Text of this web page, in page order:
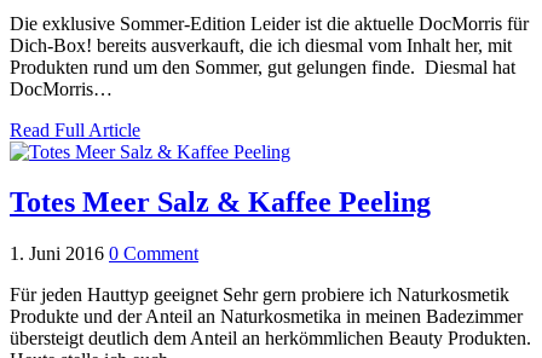
Die exklusive Sommer-Edition Leider ist die aktuelle DocMorris für
Dich-Box! bereits ausverkauft, die ich diesmal vom Inhalt her, mit
Produkten rund um den Sommer, gut gelungen finde. Diesmal hat
DocMorris…
Read Full Article
Totes Meer Salz & Kaffee Peeling
1. Juni 2016 0 Comment
Für jeden Hauttyp geeignet Sehr gern probiere ich Naturkosmetik
Produkte und der Anteil an Naturkosmetika in meinen Badezimmer
übersteigt deutlich dem Anteil an herkömmlichen Beauty Produkten.